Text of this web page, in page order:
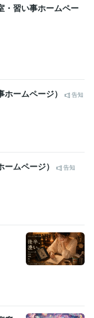
・習い事ホームペー
ームページ）
告知
ムページ）
告知